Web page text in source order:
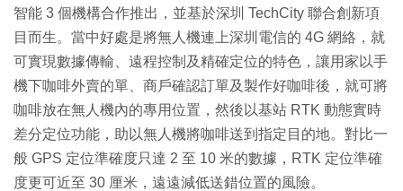
智能 3 個機構合作推出，並基於深圳 TechCity 聯合創新項
目而生。當中好處是將無人機連上深圳電信的 4G 網絡，就
可實現數據傳輸、遠程控制及精確定位的特色，讓用家以手
機下咖啡外賣的單、商戶確認訂單及製作好咖啡後，就可將
咖啡放在無人機內的專用位置，然後以基站 RTK 動態實時
差分定位功能，助以無人機將咖啡送到指定目的地。對比一
般 GPS 定位準確度只達 2 至 10 米的數據，RTK 定位準確
度更可近至 30 厘米，遠遠減低送錯位置的風險。